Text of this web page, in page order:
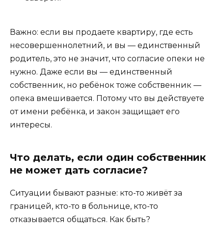
Важно: если вы продаете квартиру, где есть
несовершеннолетний, и вы — единственный
родитель, это не значит, что согласие опеки не
нужно. Даже если вы — единственный
собственник, но ребёнок тоже собственник —
опека вмешивается. Потому что вы действуете
от имени ребёнка, и закон защищает его
интересы.
Что делать, если один собственник
не может дать согласие?
Ситуации бывают разные: кто-то живёт за
границей, кто-то в больнице, кто-то
отказывается общаться. Как быть?